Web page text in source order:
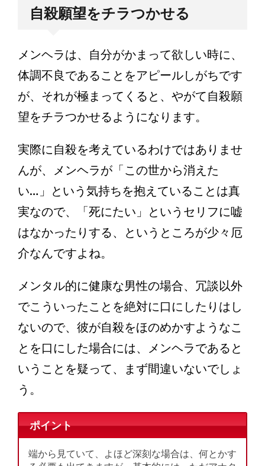
自殺願望をチラつかせる
メンヘラは、自分がかまって欲しい時に、
体調不良であることをアピールしがちです
が、それが極まってくると、やがて自殺願
望をチラつかせるようになります。
実際に自殺を考えているわけではありませ
んが、メンヘラが「この世から消えた
い…」という気持ちを抱えていることは真
実なので、「死にたい」というセリフに嘘
はなかったりする、というところが少々厄
介なんですよね。
メンタル的に健康な男性の場合、冗談以外
でこういったことを絶対に口にしたりはし
ないので、彼が自殺をほのめかすようなこ
とを口にした場合には、メンヘラであると
いうことを疑って、まず間違いないでしょ
う。
ポイント
端から見ていて、よほど深刻な場合は、何とかす